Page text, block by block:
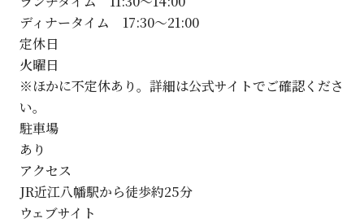
ディナータイム 17:30～21:00
定休日
火曜日
※ほかに不定休あり。詳細は公式サイトでご確認くださ
い。
駐車場
あり
アクセス
JR近江八幡駅から徒歩約25分
ウェブサイト